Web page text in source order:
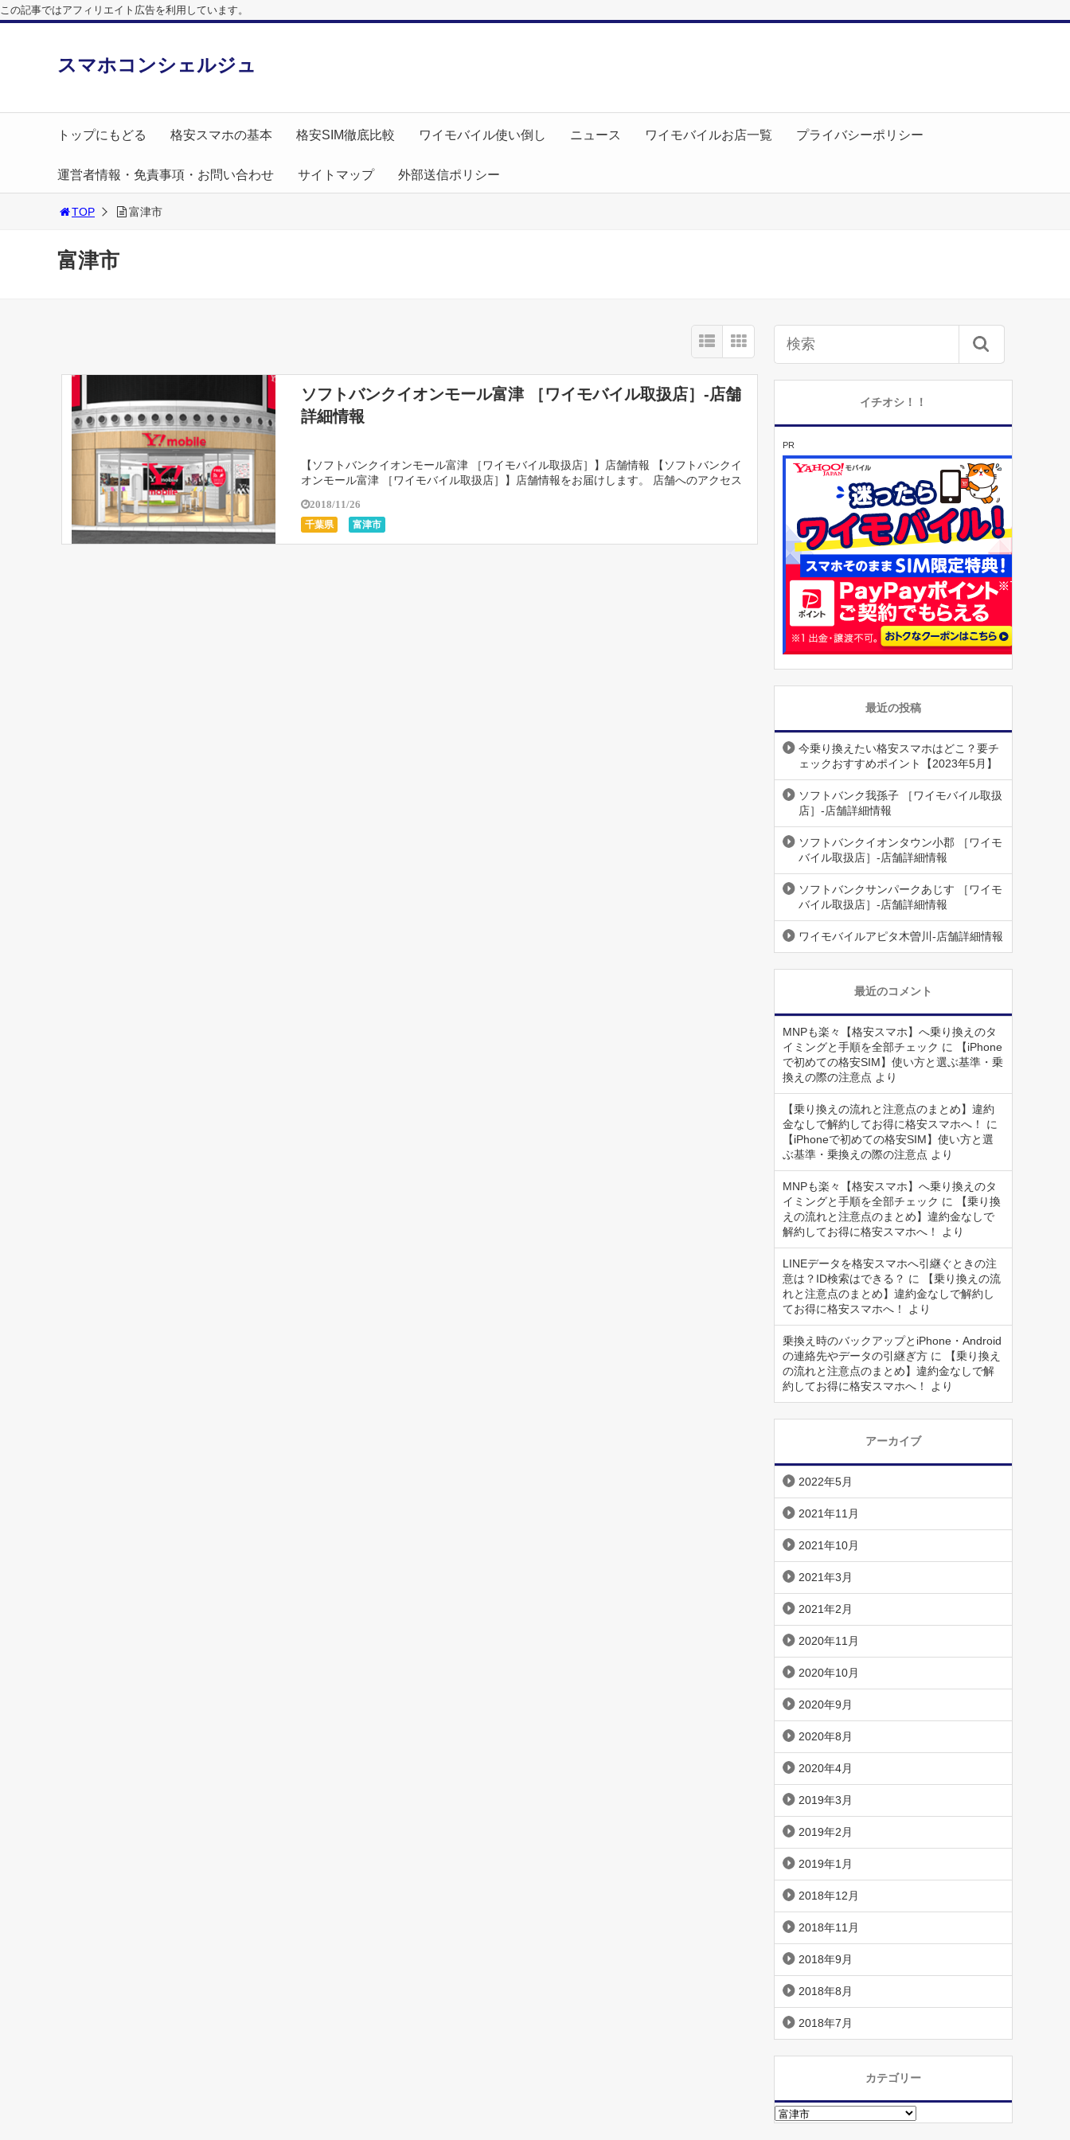
この記事ではアフィリエイト広告を利用しています。
スマホコンシェルジュ
トップにもどる 格安スマホの基本 格安SIM徹底比較 ワイモバイル使い倒し ニュース ワイモバイルお店一覧 プライバシーポリシー
運営者情報・免責事項・お問い合わせ サイトマップ 外部送信ポリシー
TOP 富津市
富津市
ソフトバンクイオンモール富津 ［ワイモバイル取扱店］-店舗
詳細情報
【ソフトバンクイオンモール富津 ［ワイモバイル取扱店］】店舗情報 【ソフトバンクイ
オンモール富津 ［ワイモバイル取扱店］】店舗情報をお届けします。 店舗へのアクセス
2018/11/26
千葉県 富津市
イチオシ！！
PR
最近の投稿
今乗り換えたい格安スマホはどこ？要チ
ェックおすすめポイント【2023年5月】
ソフトバンク我孫子 ［ワイモバイル取扱
店］-店舗詳細情報
ソフトバンクイオンタウン小郡 ［ワイモ
バイル取扱店］-店舗詳細情報
ソフトバンクサンパークあじす ［ワイモ
バイル取扱店］-店舗詳細情報
ワイモバイルアピタ木曽川-店舗詳細情報
最近のコメント
MNPも楽々【格安スマホ】へ乗り換えのタ
イミングと手順を全部チェック に
【iPhone
で初めての格安SIM】使い方と選ぶ基準・乗
換えの際の注意点 より
【乗り換えの流れと注意点のまとめ】違約
金なしで解約してお得に格安スマホへ！
に
【iPhoneで初めての格安SIM】使い方と選
ぶ基準・乗換えの際の注意点 より
MNPも楽々【格安スマホ】へ乗り換えのタ
イミングと手順を全部チェック に
【乗り換
えの流れと注意点のまとめ】違約金なしで
解約してお得に格安スマホへ！
より
LINEデータを格安スマホへ引継ぐときの注
意は？ID検索はできる？ に
【乗り換えの流
れと注意点のまとめ】違約金なしで解約し
てお得に格安スマホへ！
より
乗換え時のバックアップとiPhone・Android
の連絡先やデータの引継ぎ方 に
【乗り換え
の流れと注意点のまとめ】違約金なしで解
約してお得に格安スマホへ！
より
アーカイブ
2022年5月
2021年11月
2021年10月
2021年3月
2021年2月
2020年11月
2020年10月
2020年9月
2020年8月
2020年4月
2019年3月
2019年2月
2019年1月
2018年12月
2018年11月
2018年9月
2018年8月
2018年7月
カテゴリー
カ